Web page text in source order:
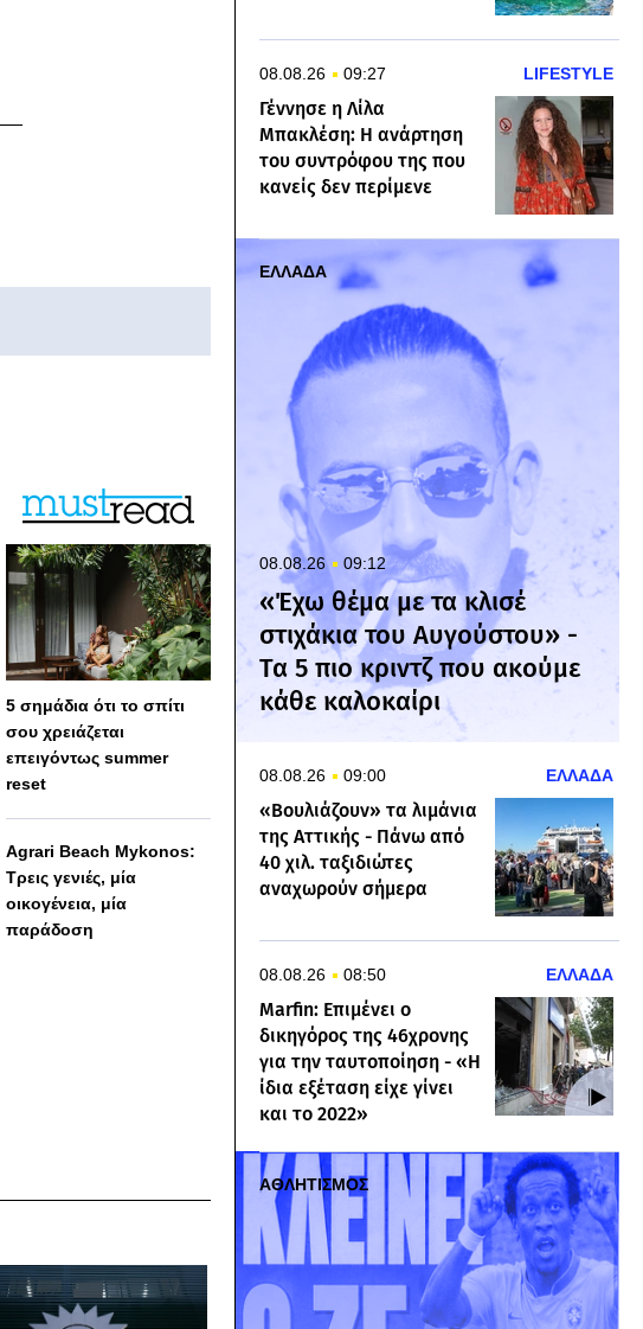
5 σημάδια ότι το σπίτι
σου χρειάζεται
επειγόντως summer
reset
Agrari Beach Mykonos:
Τρεις γενιές, μία
οικογένεια, μία
παράδοση
08.08.26 09:27 LIFESTYLE
Γέννησε η Λίλα
Μπακλέση: Η ανάρτηση
του συντρόφου της που
κανείς δεν περίμενε
ΕΛΛΑΔΑ
08.08.26 09:12
«Έχω θέμα με τα κλισέ
στιχάκια του Αυγούστου» -
Τα 5 πιο κριντζ που ακούμε
κάθε καλοκαίρι
08.08.26 09:00 ΕΛΛΑΔΑ
«Βουλιάζουν» τα λιμάνια
της Αττικής - Πάνω από
40 χιλ. ταξιδιώτες
αναχωρούν σήμερα
08.08.26 08:50 ΕΛΛΑΔΑ
Marfin: Επιμένει ο
δικηγόρος της 46χρονης
για την ταυτοποίηση - «Η
ίδια εξέταση είχε γίνει
και το 2022»
ΑΘΛΗΤΙΣΜΟΣ